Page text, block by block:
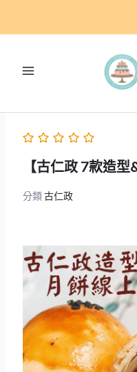
【古仁政 7款造型
分類古仁政